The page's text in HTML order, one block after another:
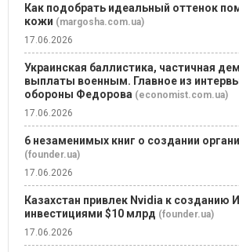
Как подобрать идеальный оттенок
кожи (margosha.com.ua)
17.06.2026
Украинская баллистика, частичная
выплаты военным. Главное из
обороны Федорова (economist.com.ua)
17.06.2026
6 незаменимых книг о создании
(founder.ua)
17.06.2026
Казахстан привлек Nvidia к созданию
инвестициями $10 млрд (founder.ua)
17.06.2026